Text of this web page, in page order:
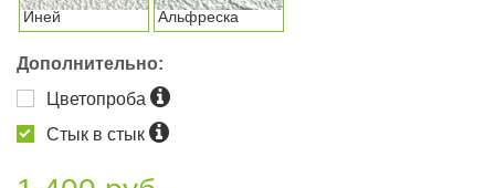
Иней Альфреска
Дополнительно:
Цветопроба
Стык в стык